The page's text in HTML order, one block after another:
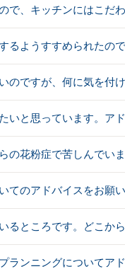
で、キッチンにはこだ
るようすすめられたの
のですが、何に気を付
いと思っています。ア
の花粉症で苦しんでい
てのアドバイスをお願い
るところです。どこか
ランニングについてア